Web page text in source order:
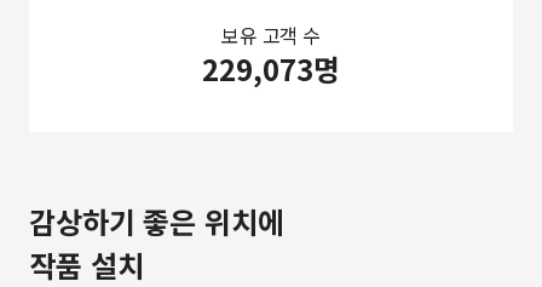
보유 고객 수
229,073명
감상하기 좋은 위치에
작품 설치